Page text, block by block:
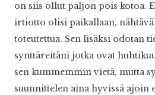
on siis ollut paljon pois kotoa.
irtiotto olisi paikallaan,
toteutettua. Sen lisäksi odotan
synttäreitäni jotka ovat
sen kummemmin vietä, mutta
suunnittelen aina hyvissä ajoin